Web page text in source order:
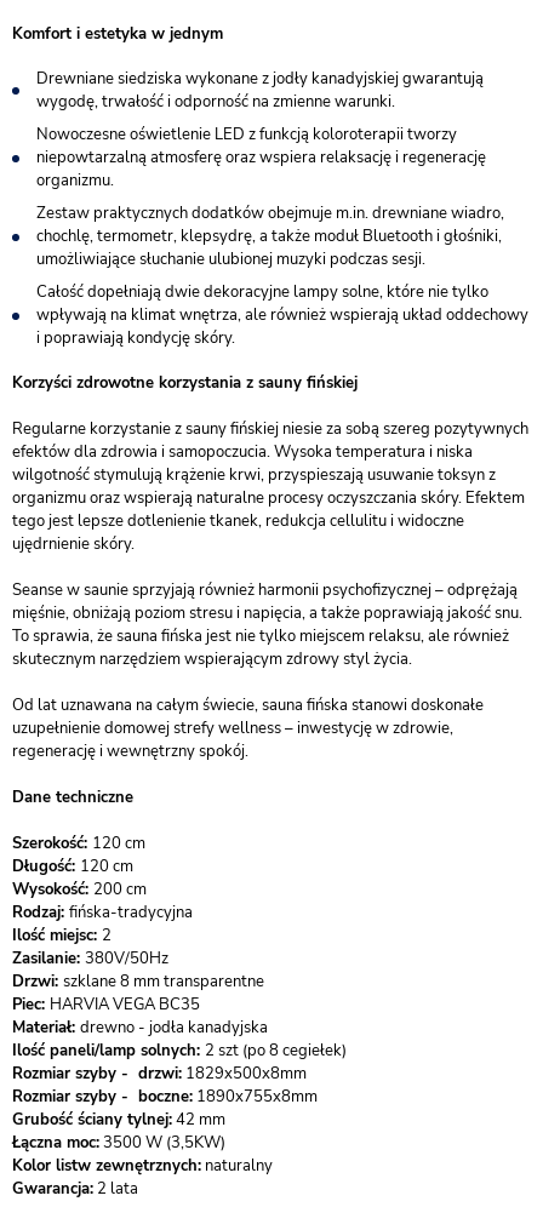
Komfort i estetyka w jednym
Drewniane siedziska wykonane z jodły kanadyjskiej gwarantują
wygodę, trwałość i odporność na zmienne warunki.
Nowoczesne oświetlenie LED z funkcją koloroterapii tworzy
niepowtarzalną atmosferę oraz wspiera relaksację i regenerację
organizmu.
Zestaw praktycznych dodatków obejmuje m.in. drewniane wiadro,
chochlę, termometr, klepsydrę, a także moduł Bluetooth i głośniki,
umożliwiające słuchanie ulubionej muzyki podczas sesji.
Całość dopełniają dwie dekoracyjne lampy solne, które nie tylko
wpływają na klimat wnętrza, ale również wspierają układ oddechowy
i poprawiają kondycję skóry.
Korzyści zdrowotne korzystania z sauny fińskiej
Regularne korzystanie z sauny fińskiej niesie za sobą szereg pozytywnych
efektów dla zdrowia i samopoczucia. Wysoka temperatura i niska
wilgotność stymulują krążenie krwi, przyspieszają usuwanie toksyn z
organizmu oraz wspierają naturalne procesy oczyszczania skóry. Efektem
tego jest lepsze dotlenienie tkanek, redukcja cellulitu i widoczne
ujędrnienie skóry.
Seanse w saunie sprzyjają również harmonii psychofizycznej – odprężają
mięśnie, obniżają poziom stresu i napięcia, a także poprawiają jakość snu.
To sprawia, że sauna fińska jest nie tylko miejscem relaksu, ale również
skutecznym narzędziem wspierającym zdrowy styl życia.
Od lat uznawana na całym świecie, sauna fińska stanowi doskonałe
uzupełnienie domowej strefy wellness – inwestycję w zdrowie,
regenerację i wewnętrzny spokój.
Dane techniczne
Szerokość: 120 cm
Długość: 120 cm
Wysokość: 200 cm
Rodzaj: fińska-tradycyjna
Ilość miejsc: 2
Zasilanie: 380V/50Hz
Drzwi: szklane 8 mm transparentne
Piec: HARVIA VEGA BC35
Materiał: drewno - jodła kanadyjska
Ilość paneli/lamp solnych: 2 szt (po 8 cegiełek)
Rozmiar szyby - drzwi: 1829x500x8mm
Rozmiar szyby - boczne: 1890x755x8mm
Grubość ściany tylnej:42 mm
Łączna moc:3500 W (3,5KW)
Kolor listw zewnętrznych: naturalny
Gwarancja: 2 lata